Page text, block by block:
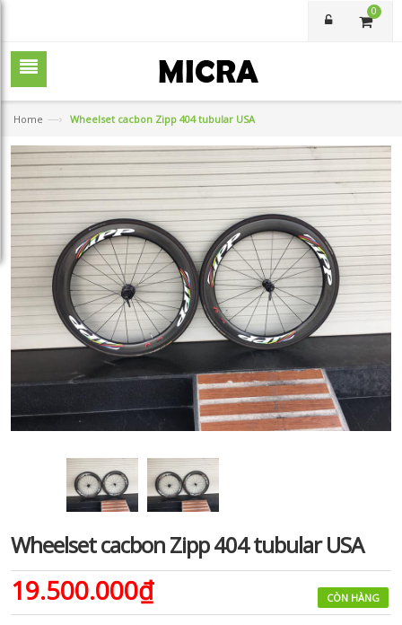
0
Home —› Wheelset cacbon Zipp 404 tubular USA
Wheelset cacbon Zipp 404 tubular USA
CÒN HÀNG
19.500.000₫